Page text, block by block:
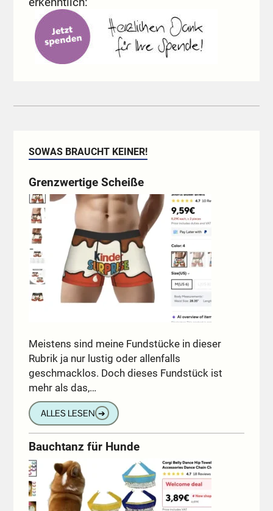
SOWAS BRAUCHT KEINER!
Grenzwertige Scheiße
Meistens sind meine Fundstücke in dieser
Rubrik ja nur lustig oder allenfalls
geschmacklos. Doch dieses Fundstück ist
mehr als das,…
ALLES LESEN ➔
Bauchtanz für Hunde